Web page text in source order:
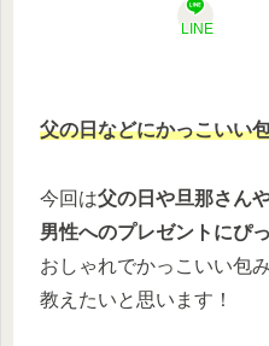
LINE
父の日などにかっこいい
今回は父の日や旦那さん
男性へのプレゼントにぴ
おしゃれでかっこいい包
教えたいと思います！